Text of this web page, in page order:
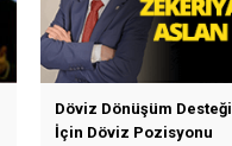
Döviz Dönüşüm Desteği
İçin Döviz Pozisyonu